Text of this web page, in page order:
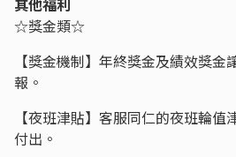
其他福利
☆獎金類☆
【獎金機制】年終獎金及績效獎
報。
【夜班津貼】客服同仁的夜班輪
付出。